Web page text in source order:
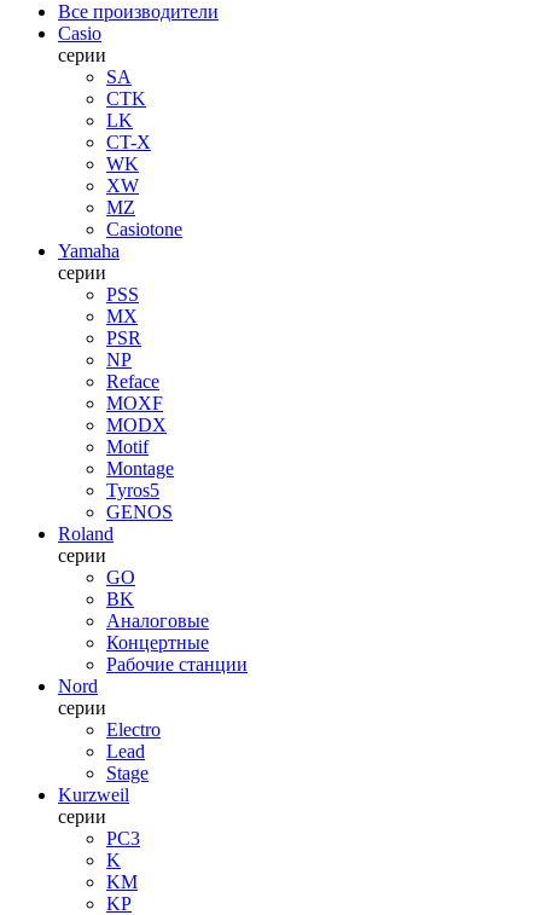
Все производители
Casio
серии
SA
CTK
LK
CT-X
WK
XW
MZ
Casiotone
Yamaha
серии
PSS
MX
PSR
NP
Reface
MOXF
MODX
Motif
Montage
Tyros5
GENOS
Roland
серии
GO
BK
Аналоговые
Концертные
Рабочие станции
Nord
серии
Electro
Lead
Stage
Kurzweil
серии
PC3
K
KM
KP